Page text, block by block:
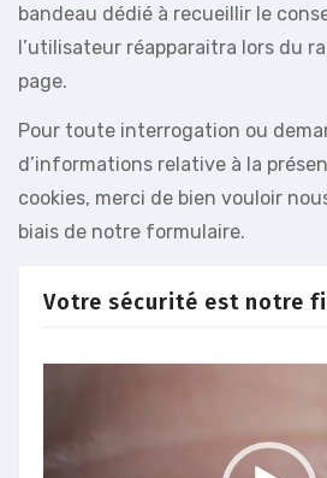
bandeau dédié à recueillir le
l’utilisateur réapparaitra lors du
page.
Pour toute interrogation ou
d’informations relative à la
cookies, merci de bien vouloir
biais de notre formulaire.
Votre sécurité est notre